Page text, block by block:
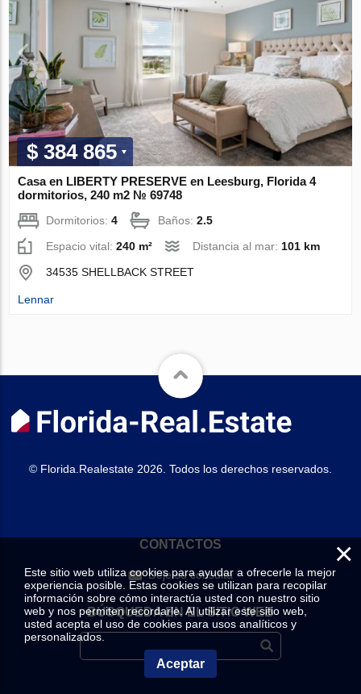
$ 384 865
Casa en LIBERTY PRESERVE en Leesburg, Florida 4
dormitorios, 240 m2 № 69748
Dormitorios:4 Baños:2.5
Espacio vital:240 m² Distancia al mar: 101 km
34535 SHELLBACK STREET
Lennar
© Florida.Realestate 2026. Todos los derechos reservados.
CONTACTOS
Deje su consulta
BÚSQUEDA EN EL SITIO WEB
×
Este sitio web utiliza cookies para ayudar a ofrecerle la mejor
experiencia posible. Estas cookies se utilizan para recopilar
información sobre cómo interactúa usted con nuestro sitio
web y nos permiten recordarle. Al utilizar este sitio web,
usted acepta el uso de cookies para usos analíticos y
personalizados.
Aceptar